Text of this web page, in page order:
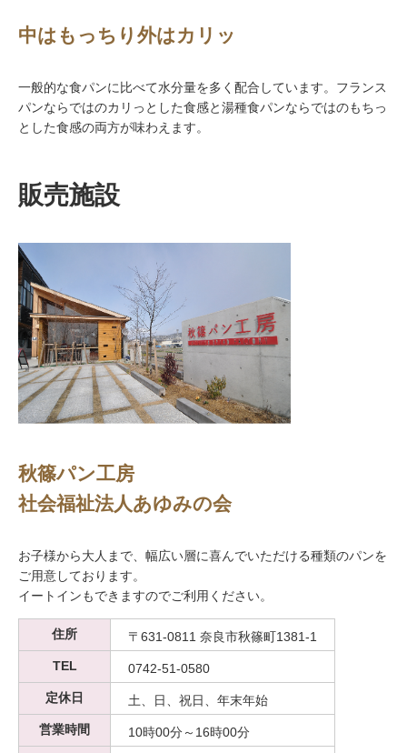
中はもっちり外はカリッ
一般的な食パンに比べて水分量を多く配合しています。フランス
パンならではのカリっとした食感と湯種食パンならではのもちっ
とした食感の両方が味わえます。
販売施設
秋篠パン工房
社会福祉法人あゆみの会
お子様から大人まで、幅広い層に喜んでいただける種類のパンを
ご用意しております。
イートインもできますのでご利用ください。
住所
〒631-0811 奈良市秋篠町1381-1
TEL
0742-51-0580
定休日
土、日、祝日、年末年始
営業時間
10時00分～16時00分